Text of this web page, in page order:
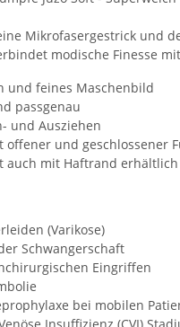
Mikrofasergestrick und
modische Finesse
und feines Maschenbild
passgenau
und Ausziehen
offener und geschlossener
auch mit Haftrand erhältlich
(Varikose)
Schwangerschaft
Eingriffen
bei mobilen